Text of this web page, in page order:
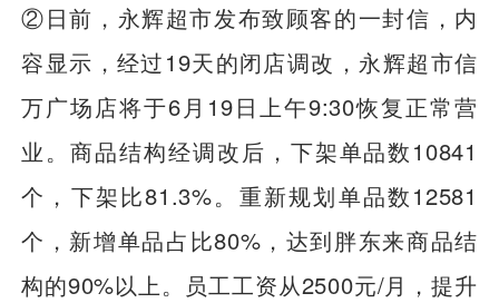
②日前，永辉超市发布致顾客的一封信，内
容显示，经过19天的闭店调改，永辉超市信
万广场店将于6月19日上午9:30恢复正常营
业。商品结构经调改后，下架单品数10841
个，下架比81.3%。重新规划单品数12581
个，新增单品占比80%，达到胖东来商品结
构的90%以上。员工工资从2500元/月，提升